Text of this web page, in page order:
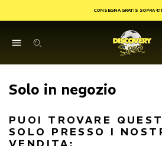
CONSEGNA GRATIS SOPRA
Solo in negozio
PUOI TROVARE
SOLO PRESSO I